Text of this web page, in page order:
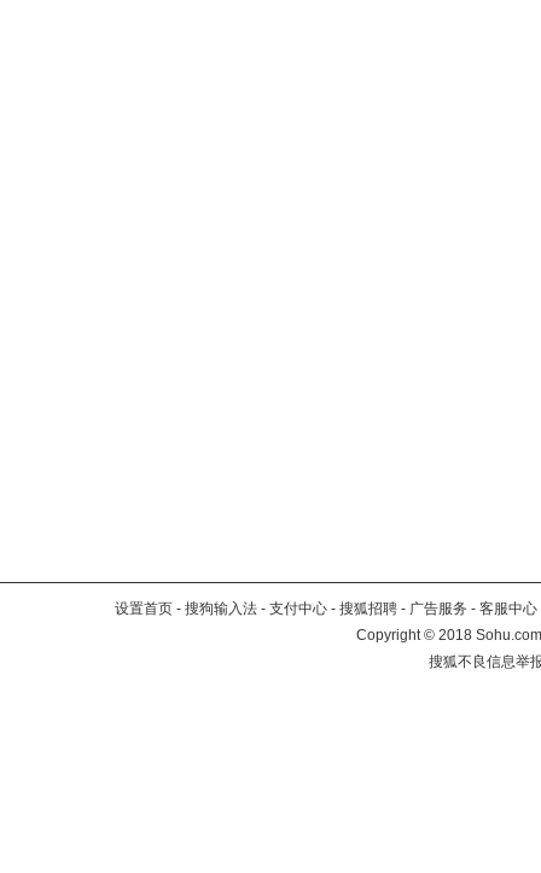
设置首页 - 搜狗输入法 - 支付中心 - 搜狐招聘 - 广告服务 - 客服中心
Copyright©2018
搜狐不良信息举